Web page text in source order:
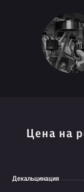
Цена на
Декальцинация